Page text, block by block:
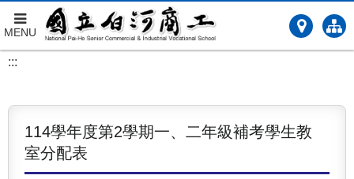
跳
到
要
MENU
:::
114學年度第2學期一、二年級補考學生教
室分配表